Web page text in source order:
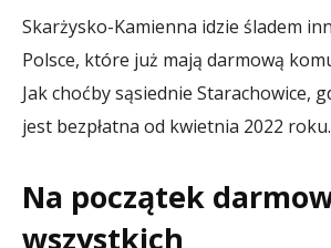
Skarżysko-Kamienna idzie śladem
Polsce, które już mają darmową
Jak choćby sąsiednie Starachowice,
jest bezpłatna od kwietnia 2022 roku.
Na początek
wszystkich